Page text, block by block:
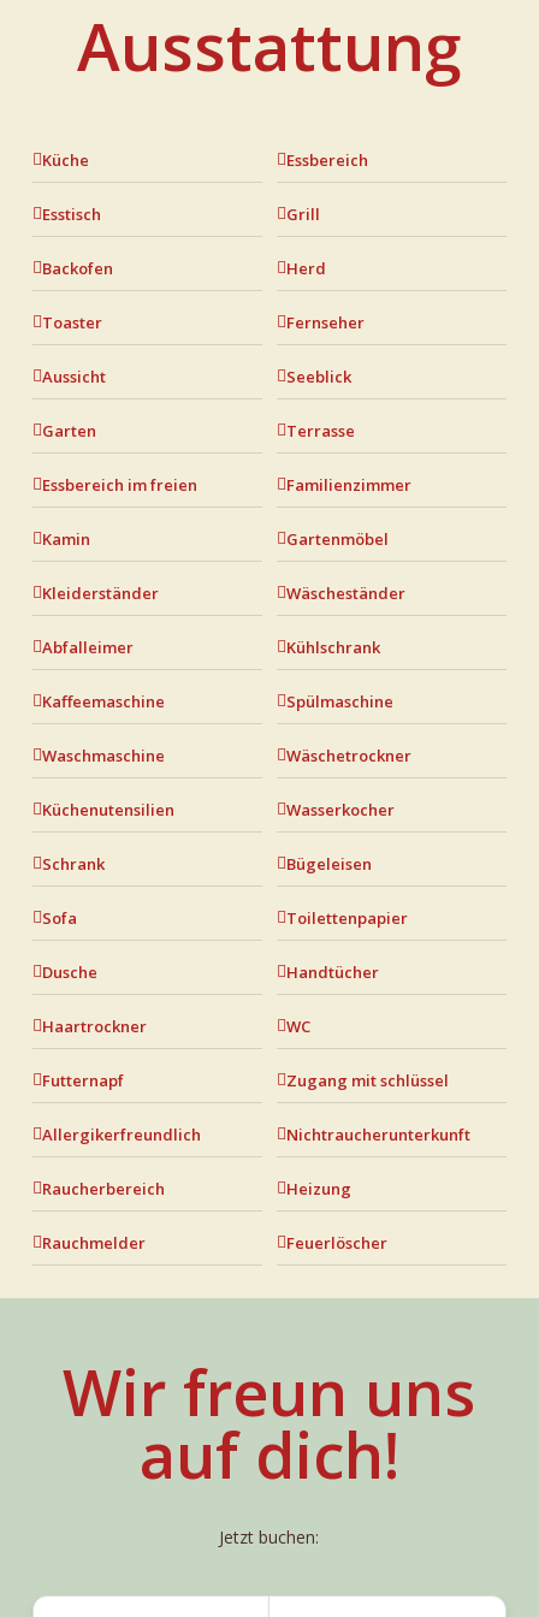
Ausstattung
Küche Essbereich
Esstisch Grill
Backofen Herd
Toaster Fernseher
Aussicht Seeblick
Garten Terrasse
Essbereich im freien Familienzimmer
Kamin Gartenmöbel
Kleiderständer Wäscheständer
Abfalleimer Kühlschrank
Kaffeemaschine Spülmaschine
Waschmaschine Wäschetrockner
Küchenutensilien Wasserkocher
Schrank Bügeleisen
Sofa Toilettenpapier
Dusche Handtücher
Haartrockner WC
Futternapf Zugang mit schlüssel
Allergikerfreundlich Nichtraucherunterkunft
Raucherbereich Heizung
Rauchmelder Feuerlöscher
Wir freun uns
auf dich!
Jetzt buchen: